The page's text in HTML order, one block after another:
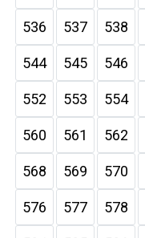
536 537 538
544 545 546
552 553 554
560 561 562
568 569 570
576 577 578